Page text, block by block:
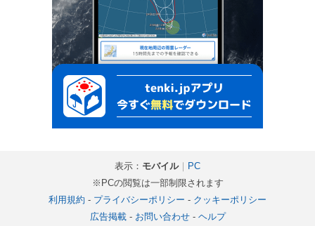
表示： モバイル｜ PC
※PCの閲覧は一部制限されます
利用規約 - プライバシーポリシー - クッキーポリシー
広告掲載- お問い合わせ- ヘルプ